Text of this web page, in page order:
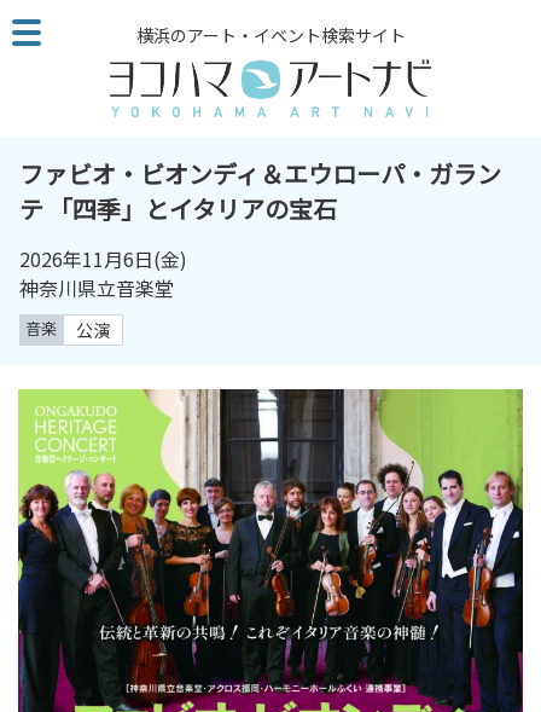
こ
の
ペ
の
リ
ン
ク
へ
横浜のアート・イベント検索サイト
ファビオ・ビオンディ＆エウローパ・ガラン
テ 「四季」とイタリアの宝石
2026年11月6日(金)
神奈川県立音楽堂
音楽 公演